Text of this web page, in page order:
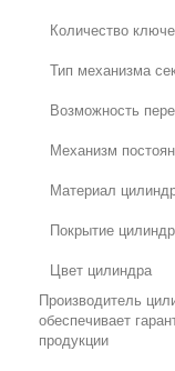
Количество
Тип механизма
Возможность
Механизм
Материал
Покрытие
Цвет цилиндра
Производитель
обеспечивает
продукции